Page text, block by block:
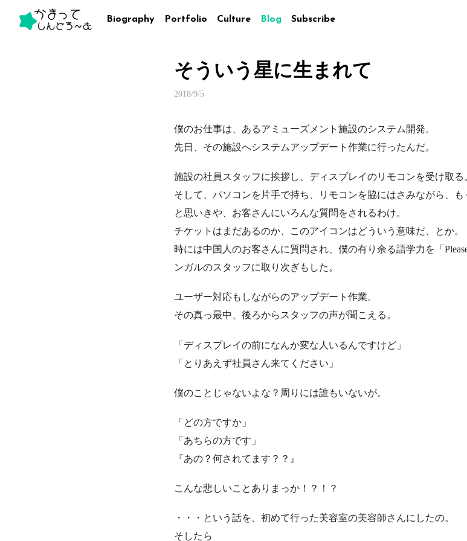
Biography Portfolio Culture Blog Subscribe
そういう星に生まれて
2018/9/5
僕のお仕事は、あるアミューズメント施設のシステム開発。
先日、その施設へシステムアップデート作業に行ったんだ。
施設の社員スタッフに挨拶し、ディスプレイのリモコンを受け取る
そして、パソコンを片手で持ち、リモコンを脇にはさみながら、も
と思いきや、お客さんにいろんな質問をされるわけ。
チケットはまだあるのか、このアイコンはどういう意味だ、とか。
時には中国人のお客さんに質問され、僕の有り余る語学力を「
ンガルのスタッフに取り次ぎもした。
ユーザー対応もしながらのアップデート作業。
その真っ最中、後ろからスタッフの声が聞こえる。
「ディスプレイの前になんか変な人いるんですけど」
「とりあえず社員さん来てください」
僕のことじゃないよな？周りには誰もいないが。
「どの方ですか」
「あちらの方です」
『あの？何されてます？？』
こんな悲しいことありまっか！？！？
・・・という話を、初めて行った美容室の美容師さんにしたの。
そしたら